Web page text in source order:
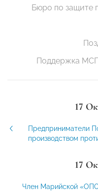
Бюро по защите
Поддержка
17
Предприниматели
производством
17
Член Марийской